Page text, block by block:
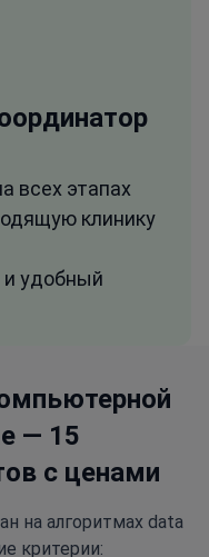
всех этапах
клинику
удобный
— 15
с ценами
на алгоритмах data
критерии: